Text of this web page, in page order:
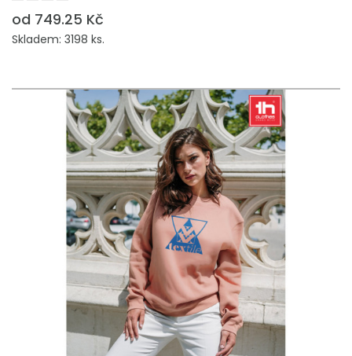
od 749.25 Kč
Skladem: 3198 ks.